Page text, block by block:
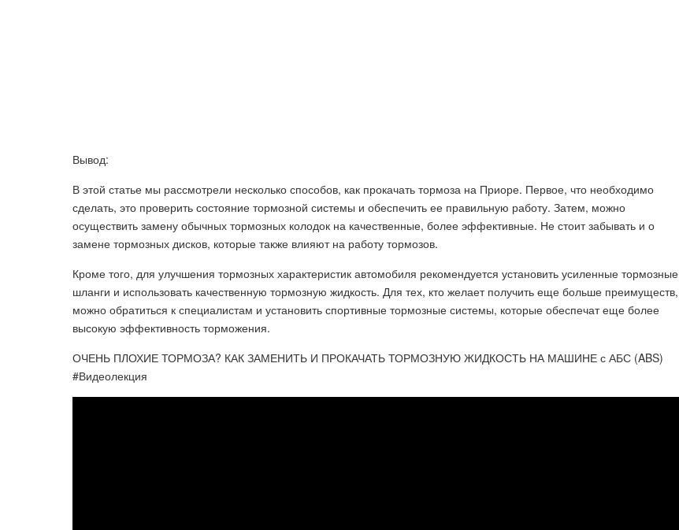
Вывод:
В этой статье мы рассмотрели несколько способов, как прокачать тормоза на Приоре. Первое, что необходимо
сделать, это проверить состояние тормозной системы и обеспечить ее правильную работу. Затем, можно
осуществить замену обычных тормозных колодок на качественные, более эффективные. Не стоит забывать и о
замене тормозных дисков, которые также влияют на работу тормозов.
Кроме того, для улучшения тормозных характеристик автомобиля рекомендуется установить усиленные тормозные
шланги и использовать качественную тормозную жидкость. Для тех, кто желает получить еще больше преимуществ,
можно обратиться к специалистам и установить спортивные тормозные системы, которые обеспечат еще более
высокую эффективность торможения.
ОЧЕНЬ ПЛОХИЕ ТОРМОЗА? КАК ЗАМЕНИТЬ И ПРОКАЧАТЬ ТОРМОЗНУЮ ЖИДКОСТЬ НА МАШИНЕ с АБС (ABS)
#Видеолекция